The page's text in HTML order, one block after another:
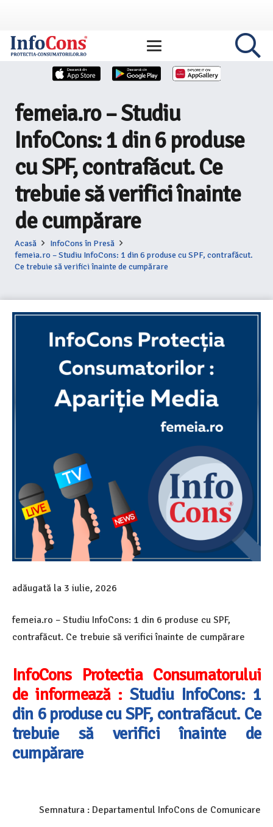
femeia.ro – Studiu
InfoCons: 1 din 6 produse
cu SPF, contrafăcut. Ce
trebuie să verifici înainte
de cumpărare
Acasă
InfoCons în Presă
femeia.ro – Studiu InfoCons: 1 din 6 produse cu SPF, contrafăcut.
Ce trebuie să verifici înainte de cumpărare
adăugată la 3 iulie, 2026
femeia.ro – Studiu InfoCons: 1 din 6 produse cu SPF,
contrafăcut. Ce trebuie să verifici înainte de cumpărare
InfoCons Protectia Consumatorului
de informează : Studiu InfoCons: 1
din 6 produse cu SPF, contrafăcut. Ce
trebuie să verifici înainte de
cumpărare
Semnatura : Departamentul InfoCons de Comunicare